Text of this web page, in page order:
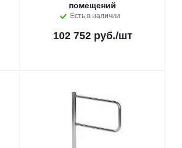
помещений
Есть в наличии
102 752 руб./шт